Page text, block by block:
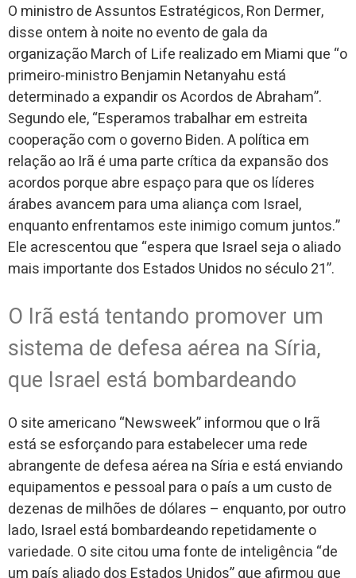
O ministro de Assuntos Estratégicos, Ron Dermer,
disse ontem à noite no evento de gala da
organização March of Life realizado em Miami que “o
primeiro-ministro Benjamin Netanyahu está
determinado a expandir os Acordos de Abraham”.
Segundo ele, “Esperamos trabalhar em estreita
cooperação com o governo Biden. A política em
relação ao Irã é uma parte crítica da expansão dos
acordos porque abre espaço para que os líderes
árabes avancem para uma aliança com Israel,
enquanto enfrentamos este inimigo comum juntos.”
Ele acrescentou que “espera que Israel seja o aliado
mais importante dos Estados Unidos no século 21”.
O Irã está tentando promover um
sistema de defesa aérea na Síria,
que Israel está bombardeando
O site americano “Newsweek” informou que o Irã
está se esforçando para estabelecer uma rede
abrangente de defesa aérea na Síria e está enviando
equipamentos e pessoal para o país a um custo de
dezenas de milhões de dólares – enquanto, por outro
lado, Israel está bombardeando repetidamente o
variedade. O site citou uma fonte de inteligência “de